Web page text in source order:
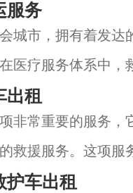
服务
城市，拥有着发达
医疗服务体系中，
救护车转运服务
为北海市民的生命
租
非常重要的服务，
救援服务。这项服
有先进的救护设备
车出租